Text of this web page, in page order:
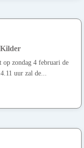
op zondag 4 februari de
uur zal de...